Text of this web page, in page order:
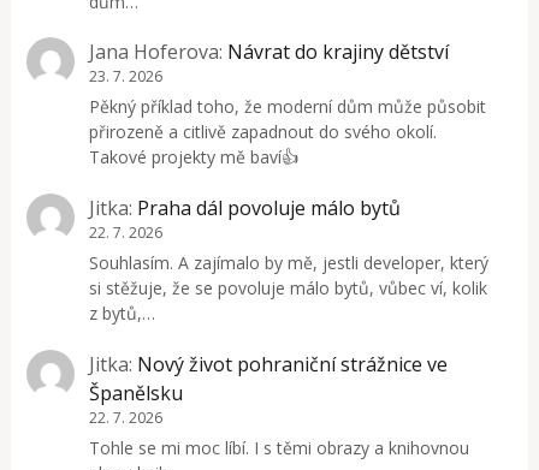
Jana Hoferova: Návrat do krajiny dětství
23. 7. 2026
Pěkný příklad toho, že moderní dům může působit
přirozeně a citlivě zapadnout do svého okolí.
Takové projekty mě baví👍
Jitka: Praha dál povoluje málo bytů
22. 7. 2026
Souhlasím. A zajímalo by mě, jestli developer, který
si stěžuje, že se povoluje málo bytů, vůbec ví, kolik
z bytů,…
Jitka: Nový život pohraniční strážnice ve
Španělsku
22. 7. 2026
Tohle se mi moc líbí. I s těmi obrazy a knihovnou